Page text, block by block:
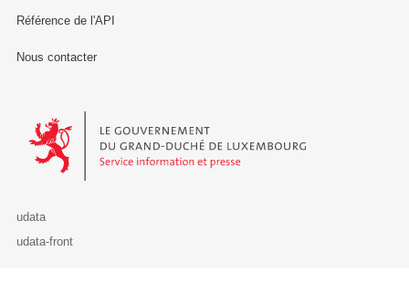
Référence de l'API
Nous contacter
Le Gouvernement du Grand-Duché de Luxembourg - Service
udata
udata-front